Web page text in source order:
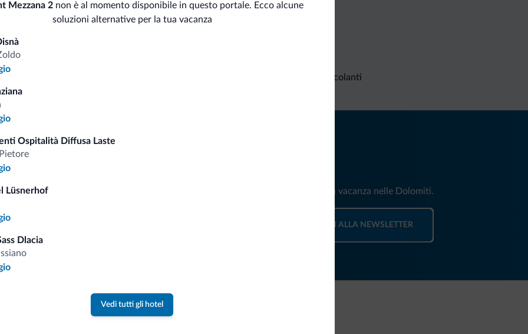
Mezzana 2 non è al momento disponibile in questo portale. Ecco alcune
soluzioni alternative per la tua vacanza
Ospitalità Diffusa Laste
Lüsnerhof
Dlacia
Vedi tutti gli hotel
Richieste non vincolanti
Riceverai informazioni, offerte esclusive e news per la tua vacanza nelle Dolomiti.
ISCRIVITI ALLA NEWSLETTER
collezione